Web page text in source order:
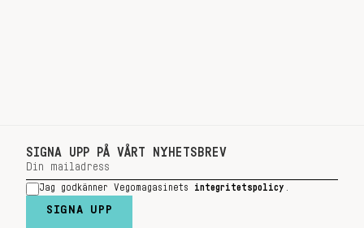
SIGNA UPP PÅ VÅRT NYHETSBREV
Jag godkänner Vegomagasinets integritetspolicy
SIGNA UPP